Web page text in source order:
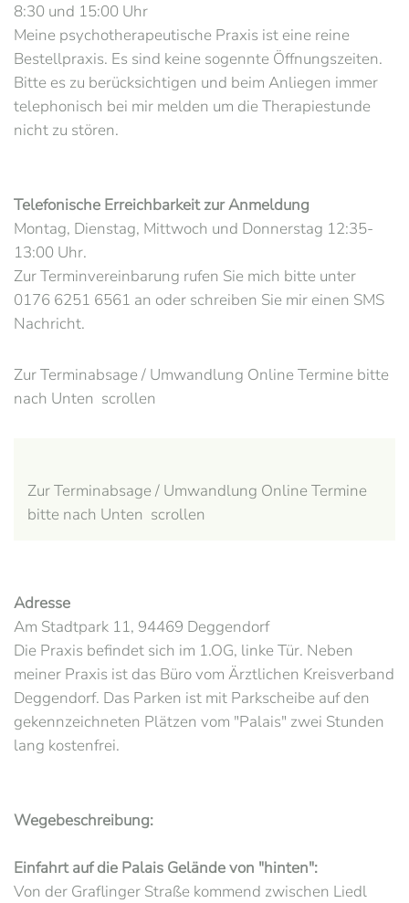
8:30 und 15:00 Uhr
Meine psychotherapeutische Praxis ist eine reine
Bestellpraxis. Es sind keine sogennte Öffnungszeiten.
Bitte es zu berücksichtigen und beim Anliegen immer
telephonisch bei mir melden um die Therapiestunde
nicht zu stören.
Telefonische Erreichbarkeit zur Anmeldung
Montag, Dienstag, Mittwoch und Donnerstag 12:35-
13:00 Uhr.
Zur Terminvereinbarung rufen Sie mich bitte unter
0176 6251 6561 an oder schreiben Sie mir einen SMS
Nachricht.
Zur Terminabsage / Umwandlung Online Termine bitte
nach Unten scrollen
Zur Terminabsage / Umwandlung Online Termine
bitte nach Unten scrollen
Adresse
Am Stadtpark 11, 94469 Deggendorf
Die Praxis befindet sich im 1.OG, linke Tür. Neben
meiner Praxis ist das Büro vom Ärztlichen Kreisverband
Deggendorf. Das Parken ist mit Parkscheibe auf den
gekennzeichneten Plätzen vom "Palais" zwei Stunden
lang kostenfrei.
Wegebeschreibung:
Einfahrt auf die Palais Gelände von "hinten":
Von der Graflinger Straße kommend zwischen Liedl